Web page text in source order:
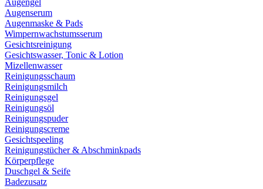
Augengel
Augenserum
Augenmaske & Pads
Wimpernwachstumsserum
Gesichtsreinigung
Gesichtswasser, Tonic & Lotion
Mizellenwasser
Reinigungsschaum
Reinigungsmilch
Reinigungsgel
Reinigungsöl
Reinigungspuder
Reinigungscreme
Gesichtspeeling
Reinigungstücher & Abschminkpads
Körperpflege
Duschgel & Seife
Badezusatz